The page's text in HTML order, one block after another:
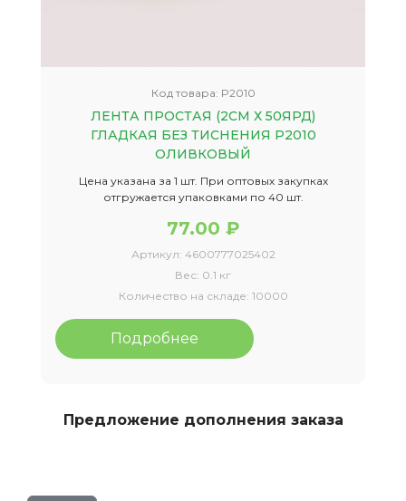
Код товара: P2010
ЛЕНТА ПРОСТАЯ (2СМ Х 50ЯРД)
ГЛАДКАЯ БЕЗ ТИСНЕНИЯ P2010
ОЛИВКОВЫЙ
Цена указана за 1 шт. При оптовых закупках
отгружается упаковками по 40 шт.
77.00 ₽
Артикул: 4600777025402
Вес: 0.1 кг
Количество на складе: 10000
Подробнее
Предложение дополнения заказа